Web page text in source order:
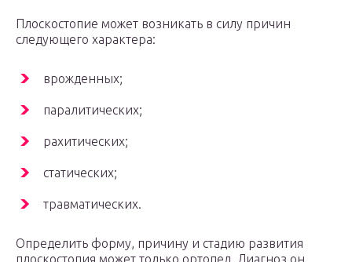
Плоскостопие может возникать в силу причин
следующего характера:
врожденных;
паралитических;
рахитических;
статических;
травматических.
Определить форму, причину и стадию развития
плоскостопия может только ортопед. Диагноз он